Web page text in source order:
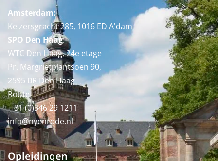
Amsterdam:
Keizersgracht 285, 1016 ED A'dam
SPO Den Haag:
WTC Den Haag, 24e etage
Pr. Margrietplantsoen 90,
2595 BR Den Haag
Route
+31 (0)346 29 1211
info@nyenrode.nl
Opleidingen